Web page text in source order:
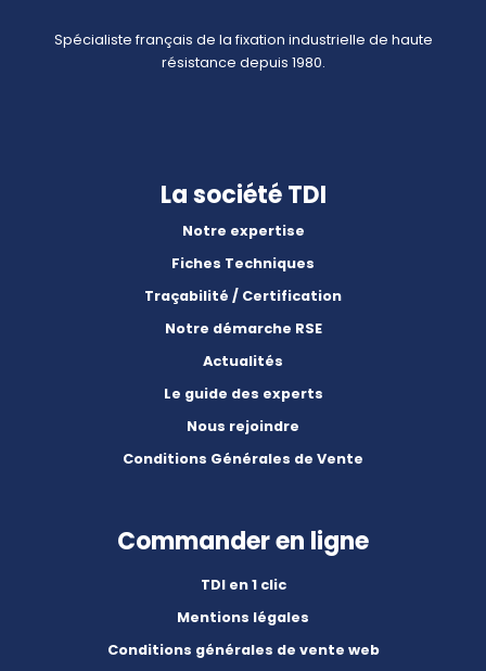
Spécialiste français de la fixation industrielle de haute
résistance depuis 1980.
La société TDI
Notre expertise
Fiches Techniques
Traçabilité / Certification
Notre démarche RSE
Actualités
Le guide des experts
Nous rejoindre
Conditions Générales de Vente
Commander en ligne
TDI en 1 clic
Mentions légales
Conditions générales de vente web